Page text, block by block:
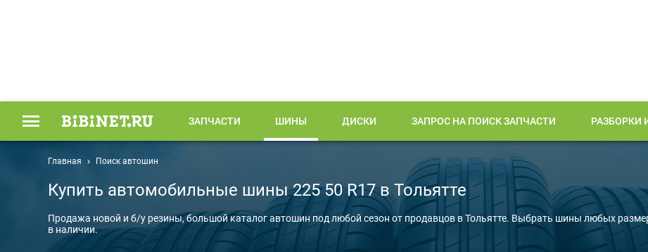
ЗАПЧАСТИ ШИНЫ ДИСКИ ЗАПРОС НА ПОИСК ЗАПЧАСТИ РАЗБОРКИ
Главная Поиск автошин
Купить автомобильные шины 225 50 R17 в Тольятте
Продажа новой и б/у резины, большой каталог автошин под любой сезон от продавцов в Тольятте. Выбрать шины любых
в наличии.